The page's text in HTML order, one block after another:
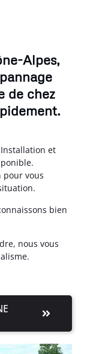
Alpes,
de chez
et
pour vous
bien
nous vous